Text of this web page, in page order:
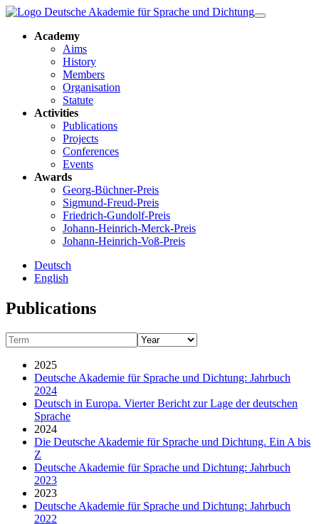
Academy
Aims
History
Members
Organisation
Statute
Activities
Publications
Projects
Conferences
Events
Awards
Georg-Büchner-Preis
Sigmund-Freud-Preis
Friedrich-Gundolf-Preis
Johann-Heinrich-Merck-Preis
Johann-Heinrich-Voß-Preis
Deutsch
English
Publications
2025
Deutsche Akademie für Sprache und Dichtung: Jahrbuch
2024
Deutsch in Europa. Vierter Bericht zur Lage der deutschen
Sprache
2024
Die Deutsche Akademie für Sprache und Dichtung. Ein A bis
Z
Deutsche Akademie für Sprache und Dichtung: Jahrbuch
2023
2023
Deutsche Akademie für Sprache und Dichtung: Jahrbuch
2022